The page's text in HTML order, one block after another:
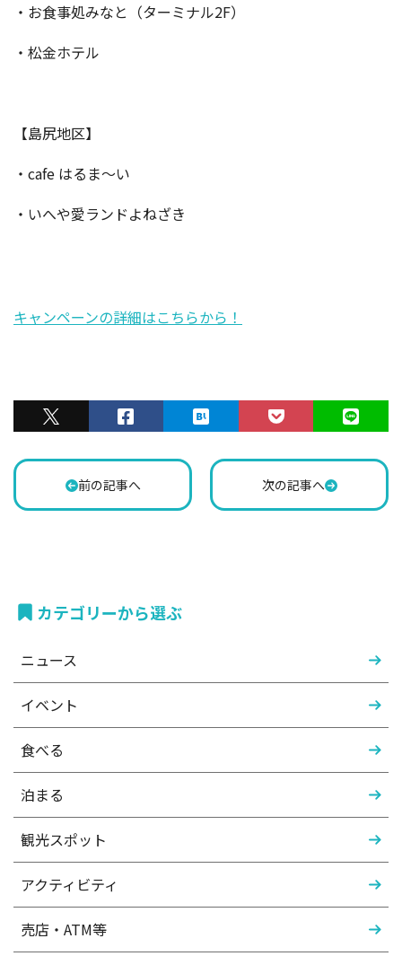
・お食事処みなと（ターミナル2F）
・松金ホテル
【島尻地区】
・cafe はるま～い
・いへや愛ランドよねざき
キャンペーンの詳細はこちらから！
前の記事へ 次の記事へ
カテゴリーから選ぶ
ニュース
イベント
食べる
泊まる
観光スポット
アクティビティ
売店・ATM等